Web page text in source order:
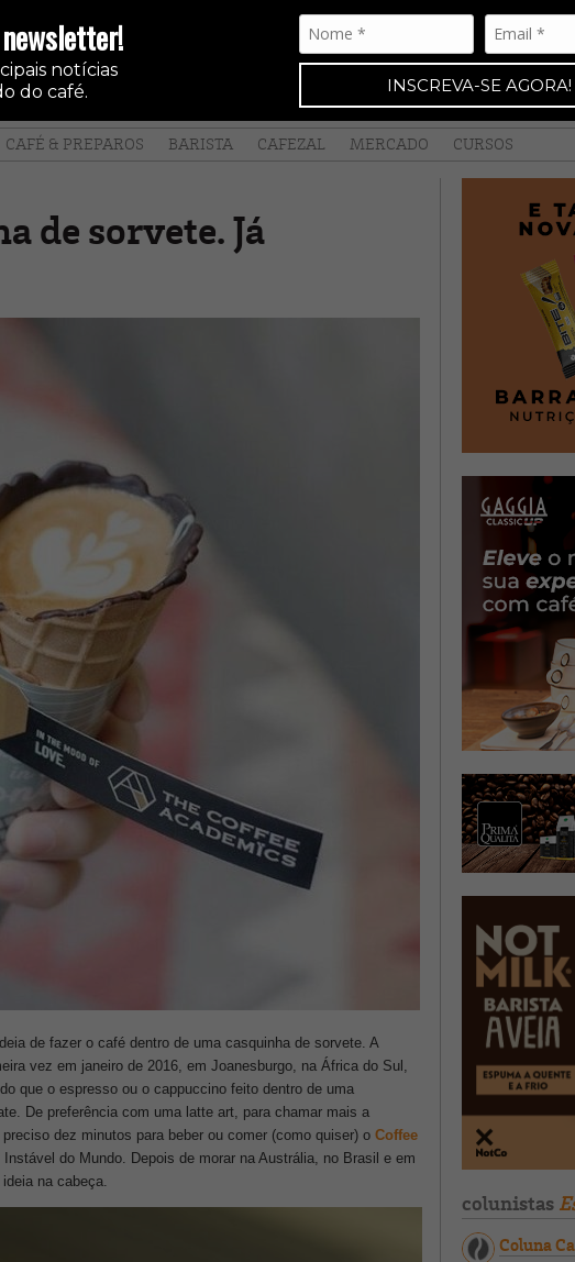
notícias
do café.
INSCREVA-SE AGORA!
CAFÉ & PREPAROS BARISTA CAFEZAL MERCADO CURSOS
de sorvete. Já
de fazer o café dentro de uma casquinha de sorvete. A
vez em janeiro de 2016, em Joanesburgo, na África do Sul,
que o espresso ou o cappuccino feito dentro de uma
De preferência com uma latte art, para chamar mais a
dez minutos para beber ou comer (como quiser) o Coffee
do Mundo. Depois de morar na Austrália, no Brasil e em
na cabeça.
colunistas
Coluna